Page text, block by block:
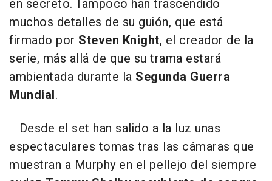
en secreto. Tampoco han trascendido
muchos detalles de su guión, que está
firmado por Steven Knight, el creador de la
serie, más allá de que su trama estará
ambientada durante la Segunda Guerra
Mundial.
Desde el set han salido a la luz unas
espectaculares tomas tras las cámaras que
muestran a Murphy en el pellejo del siempre